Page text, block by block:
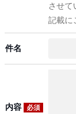
させて
記載に
件名
内容 必須